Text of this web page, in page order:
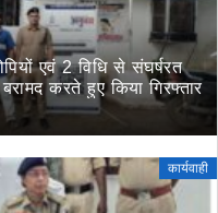
एवं 2 विधि से संघर्षरत
करते हुए किया गिरफ्तार
कार्यवाही